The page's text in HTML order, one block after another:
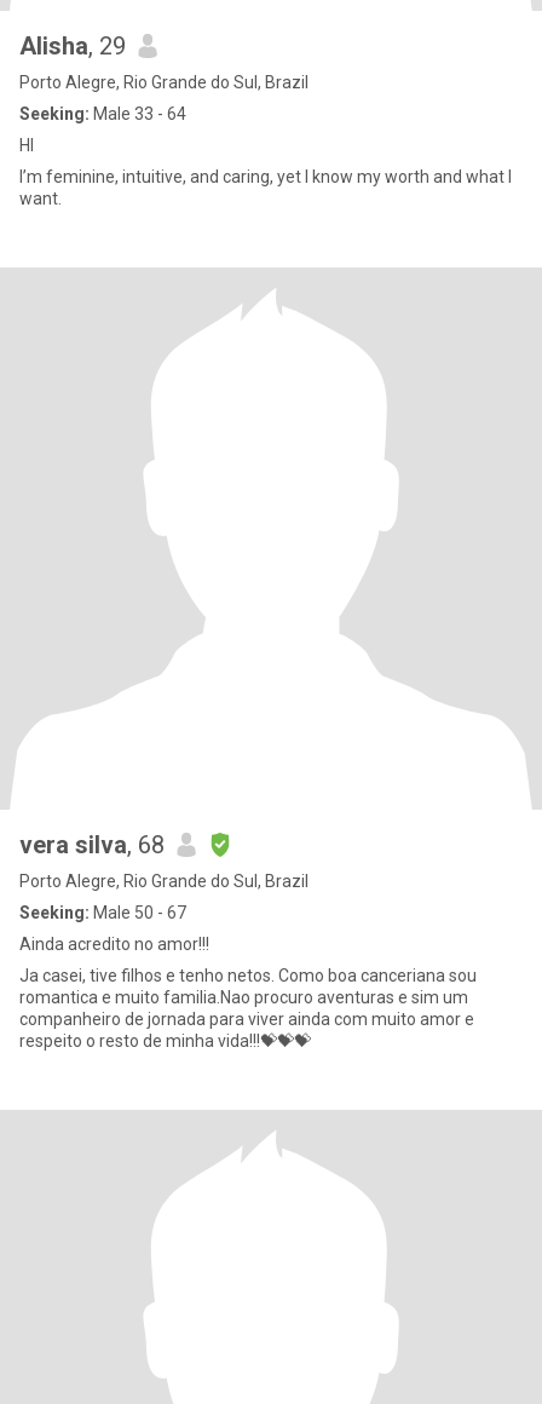
Alisha, 29
Porto Alegre, Rio Grande do Sul, Brazil
Seeking: Male 33 - 64
HI
I’m feminine, intuitive, and caring, yet I know my worth and what I
want.
vera silva, 68
Porto Alegre, Rio Grande do Sul, Brazil
Seeking: Male 50 - 67
Ainda acredito no amor!!!
Ja casei, tive filhos e tenho netos. Como boa canceriana sou
romantica e muito familia.Nao procuro aventuras e sim um
companheiro de jornada para viver ainda com muito amor e
respeito o resto de minha vida!!!💝💝💝